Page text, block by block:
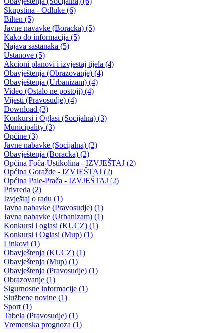
Vijesti (10480)
Informacije MUP-a (4484)
Izdvajamo (2533)
Video (Dnevnik - nema nista) (1736)
Konkursi i Oglasi (1675)
Javni pozivi (1617)
Sjednice Vlade (1268)
Skupstina - Aktuelnosti i novosti (508)
Korona virus (469)
Press konferencije (306)
Sjednice Skupštine (282)
Izvještaj OC Uprave (234)
News (186)
IZVJEŠTAJ - Ministarstvo za privredu (131)
Javne nabavke (113)
Najave (95)
Objava za medije (91)
Značajni dokumenti (79)
Fotogalerija (56)
Vijesti (Privreda) (45)
Obavještenja (Privreda) (35)
Kanton (34)
Informacije o gripi H1N1 (26)
Video (mediji) (25)
Video BPK-a (22)
Skupština (19)
Sportski savez (16)
Privredni subjekti (14)
bpk (13)
Realizacija interventnih mjera Vlade BPK-a (11)
Službe, uprave i direkcije (10)
Zakoni (10)
Sastav Vlade (Rotirajuce) (9)
Budžet (8)
Digitalni muzej (8)
ENGLISH VERSION (8)
Konkursi i oglasi (Obrazovanje) (8)